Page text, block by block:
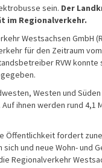
sein. Der
Regionalverkehr.
Westsachsen GmbH
für den Zeitraum vom
RVW
Westen und
ihnen werden rund 4,1
Öffentlichkeit fordert
und neue Wohn- und
Regionalverkehr